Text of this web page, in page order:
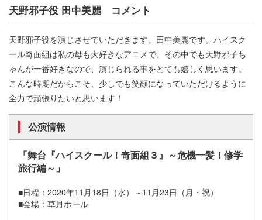
天野邪子役 田中美麗 コメント
天野邪子役を演じさせていただきます。田中美麗です。ハイスク
ール奇面組は私の母も大好きなアニメで、その中でも天野邪子ち
ゃんが一番好きなので、演じられる事をとても嬉しく思います。
こんな時期だからこそ、少しでも笑顔になっていただけるように
全力で頑張りたいと思います！
公演情報
「舞台『ハイスクール！奇面組３』～危機一髪！修学
旅行編～」
■日程：2020年11月18日（水）～11月23日（月・祝）
■会場：草月ホール